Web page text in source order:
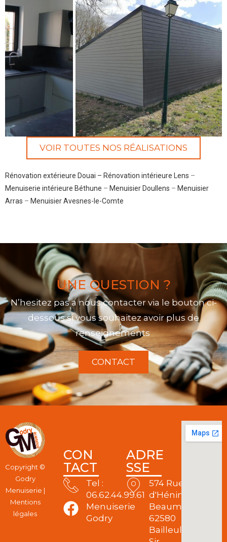
VOIR TOUTES NOS RÉALISATIONS
Rénovation extérieure Douai – Rénovation intérieure Lens –
Menuiserie intérieure Béthune – Menuisier Doullens – Menuisier
Arras – Menuisier Avesnes-le-Comte
UNE QUESTION ?
N’hesitez pas a nous contacter via le bouton ci-
dessous si vous souhaitez avoir plus de
renseignements
CONTACT
Copyright ©
Godry
Menuiserie |
Mentions
légales
CON
TACT
Tel :
06.62.44.99.61
Menuiserie
Godry
ADRE
SSE
574 Rue
d'Hénin
Beaumont
62580
Bailleul-